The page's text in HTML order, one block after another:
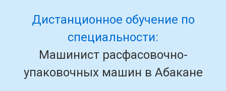
Дистанционное обучение по
специальности:
Машинист расфасовочно-
упаковочных машин в Абакане